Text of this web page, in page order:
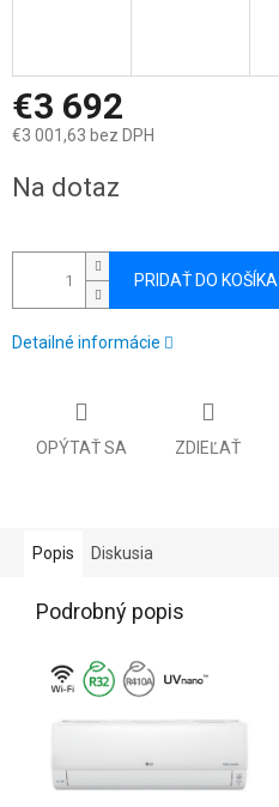
€3 692
€3 001,63 bez DPH
cena:
Na dotaz
PRIDAŤ DO KOŠÍKA
Detailné informácie
OPÝTAŤ SA ZDIEĽAŤ
Popis Diskusia
Podrobný popis